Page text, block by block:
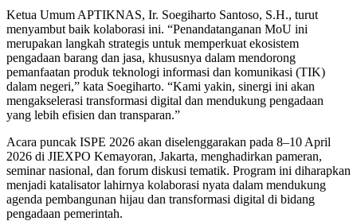
Ketua Umum APTIKNAS, Ir. Soegiharto Santoso, S.H., turut
menyambut baik kolaborasi ini. “Penandatanganan MoU ini
merupakan langkah strategis untuk memperkuat ekosistem
pengadaan barang dan jasa, khususnya dalam mendorong
pemanfaatan produk teknologi informasi dan komunikasi (TIK)
dalam negeri,” kata Soegiharto. “Kami yakin, sinergi ini akan
mengakselerasi transformasi digital dan mendukung pengadaan
yang lebih efisien dan transparan.”
Acara puncak ISPE 2026 akan diselenggarakan pada 8–10 April
2026 di JIEXPO Kemayoran, Jakarta, menghadirkan pameran,
seminar nasional, dan forum diskusi tematik. Program ini diharapkan
menjadi katalisator lahirnya kolaborasi nyata dalam mendukung
agenda pembangunan hijau dan transformasi digital di bidang
pengadaan pemerintah.